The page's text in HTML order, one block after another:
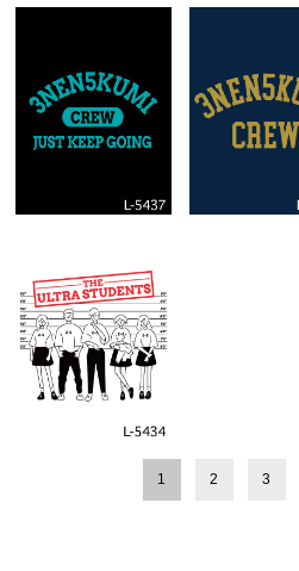
1 2 3